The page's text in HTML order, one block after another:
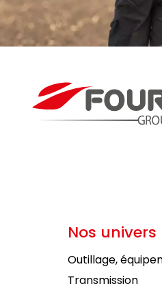
Nos
Outillage,
Transmission